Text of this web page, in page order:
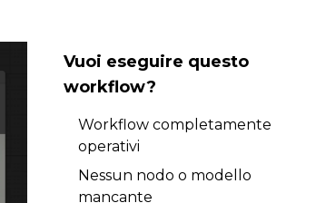
Vuoi eseguire questo
workflow?
Workflow completamente
operativi
Nessun nodo o modello
mancante